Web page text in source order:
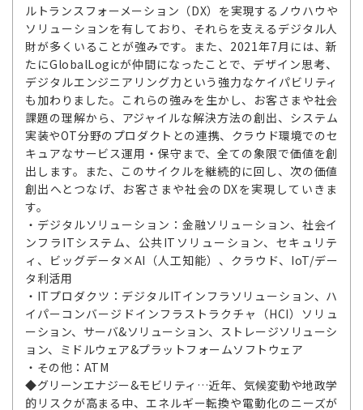
ルトランスフォーメーション（DX）を実現するノウハウや
ソリューションを有しており、それらを支えるデジタル人
財が多くいることが強みです。また、2021年7月には、新
たにGlobalLogicが仲間になったことで、デザイン思考、
デジタルエンジニアリング力という強力なケイパビリティ
も加わりました。これらの強みを生かし、お客さまや社会
課題の理解から、アジャイルな解決方法の創出、システム
実装やOT分野のプロダクトとの連携、クラウド環境でのセ
キュアなサービス運用・保守まで、全ての象限で価値を創
出します。また、このサイクルを継続的に回し、次の価値
創出へとつなげ、お客さまや社会のDXを実現していきま
す。
・デジタルソリューション：金融ソリューション、社会イ
ンフラITシステム、公共ITソリューション、セキュリテ
ィ、ビッグデータ×AI（人工知能）、クラウド、IoT/デー
タ利活用
・ITプロダクツ：デジタルITインフラソリューション、ハ
イパーコンバージドインフラストラクチャ（HCI）ソリュ
ーション、サーバ&ソリューション、ストレージソリューシ
ョン、ミドルウェア&プラットフォームソフトウェア
・その他：ATM
◆グリーンエナジー&モビリティ…近年、気候変動や地政学
的リスクが高まる中、エネルギー転換や電動化のニーズが